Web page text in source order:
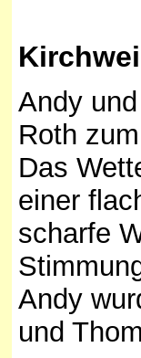
Andy
Roth
Das
einer
scharfe
Andy
und